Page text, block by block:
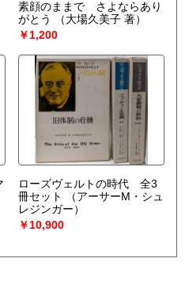
素顔のままで さよならあり
がとう
（大場久美子 著）
￥1,200
ローズヴェルトの時代 全3
冊セット
（アーサーM・シュ
レジンガー）
￥10,900